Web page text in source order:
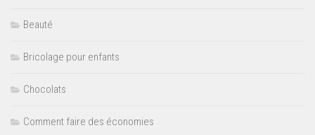
Beauté
Bricolage pour enfants
Chocolats
Comment faire des économies